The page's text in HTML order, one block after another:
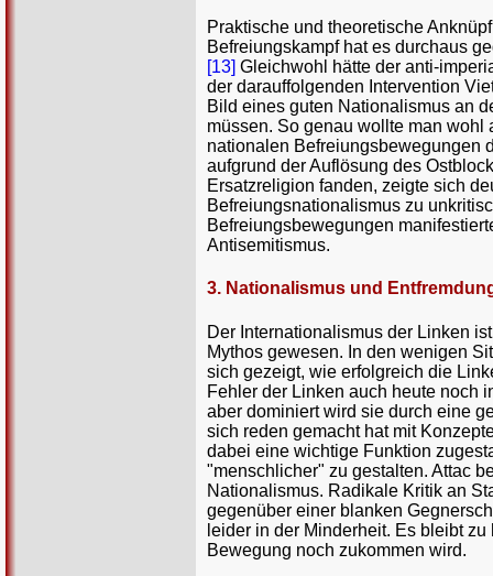
Praktische und theoretische
Befreiungskampf hat es durchaus
[13] Gleichwohl hätte der anti-
der darauffolgenden Intervention
Bild eines guten Nationalismus an
müssen. So genau wollte man
nationalen Befreiungsbewegungen
aufgrund der Auflösung des
Ersatzreligion fanden, zeigte sich
Befreiungsnationalismus zu
Befreiungsbewegungen
Antisemitismus.
3. Nationalismus und
Der Internationalismus der Linken
Mythos gewesen. In den wenigen
sich gezeigt, wie erfolgreich die
Fehler der Linken auch heute noch
aber dominiert wird sie durch eine
sich reden gemacht hat mit
dabei eine wichtige Funktion
"menschlicher" zu gestalten. Attac
Nationalismus. Radikale Kritik an
gegenüber einer blanken
leider in der Minderheit. Es bleibt
Bewegung noch zukommen wird.